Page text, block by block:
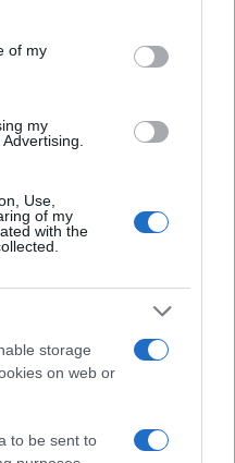
purposes in below Google
of my
my
Use,
of my
with the
storage
on web or
to be sent to
mano en
Apostar por…